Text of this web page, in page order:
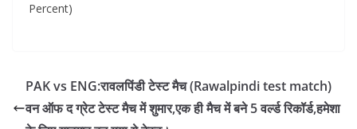
Percent)
PAK vs ENG:रावलपिंडी टेस्ट मैच (Rawalpindi test match)
वन ऑफ द ग्रेट टेस्ट मैच में शुमार,एक ही मैच में बने 5 वर्ल्ड रिकॉर्ड,हमेशा